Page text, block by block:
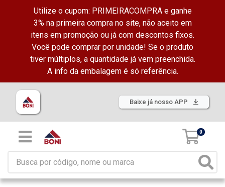
Utilize o cupom: PRIMEIRACOMPRA e ganhe
3% na primeira compra no site, não aceito em
itens em promoção ou já com descontos fixos.
Você pode comprar por unidade! Se o produto
tiver múltiplos, a quantidade já vem preenchida.
A info da embalagem é só referência.
Baixe já nosso APP
0